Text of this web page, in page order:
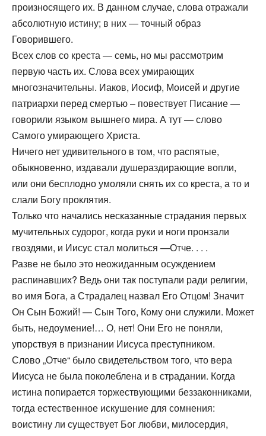
произносящего их. В данном случае, слова отражали
абсолютную истину; в них — точный образ
Говорившего.
Всех слов со креста — семь, но мы рассмотрим
первую часть их. Слова всех умирающих
многозначительны. Иаков, Иосиф, Моисей и другие
патриархи перед смертью – повествует Писание —
говорили языком вышнего мира. А тут — слово
Самого умирающего Христа.
Ничего нет удивительного в том, что распятые,
обыкновенно, издавали душераздирающие вопли,
или они бесплодно умоляли снять их со креста, а то и
слали Богу проклятия.
Только что начались несказанные страдания первых
мучительных судорог, когда руки и ноги пронзали
гвоздями, и Иисус стал молиться —Отче. . . .
Разве не было это неожиданным осуждением
распинавших? Ведь они так поступали ради религии,
во имя Бога, а Страдалец назвал Его Отцом! Значит
Он Сын Божий! — Сын Того, Кому они служили. Может
быть, недоумение!… О, нет! Они Его не поняли,
упорствуя в признании Иисуса преступником.
Слово „Отче“ было свидетельством того, что вера
Иисуса не была поколеблена и в страдании. Когда
истина попирается торжествующими беззаконниками,
тогда естественное искушение для сомнения:
воистину ли существует Бог любви, милосердия,